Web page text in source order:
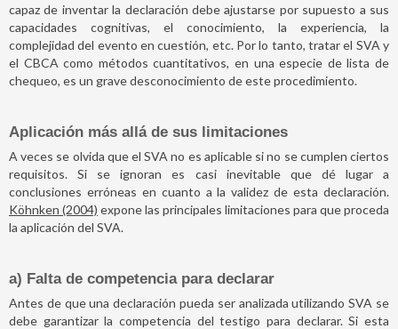
capaz de inventar la declaración debe ajustarse por supuesto a sus
capacidades cognitivas, el conocimiento, la experiencia, la
complejidad del evento en cuestión, etc. Por lo tanto, tratar el SVA y
el CBCA como métodos cuantitativos, en una especie de lista de
chequeo, es un grave desconocimiento de este procedimiento.
Aplicación más allá de sus limitaciones
A veces se olvida que el SVA no es aplicable si no se cumplen ciertos
requisitos. Si se ignoran es casi inevitable que dé lugar a
conclusiones erróneas en cuanto a la validez de esta declaración.
Köhnken (2004) expone las principales limitaciones para que proceda
la aplicación del SVA.
a) Falta de competencia para declarar
Antes de que una declaración pueda ser analizada utilizando SVA se
debe garantizar la competencia del testigo para declarar. Si esta